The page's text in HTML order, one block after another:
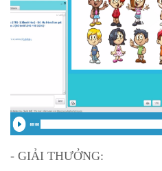
- GIẢI THƯỞNG: